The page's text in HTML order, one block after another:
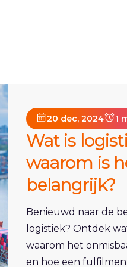
20 dec, 2024 1
Wat is
waarom is
belangrijk?
Benieuwd naar de
logistiek? Ontdek
waarom het
en hoe een